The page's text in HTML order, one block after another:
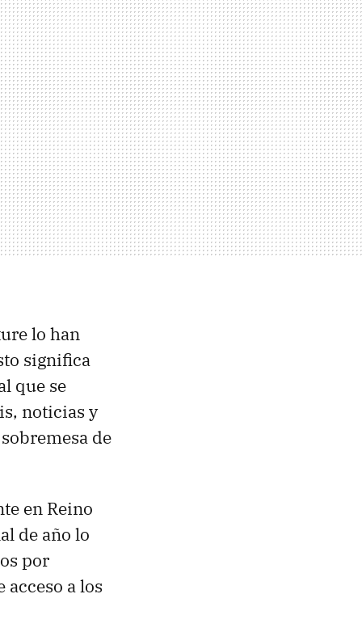
lo han
significa
que se
noticias y
de
en Reino
de año lo
por
a los